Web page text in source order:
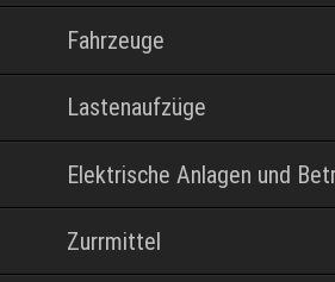
Fahrzeuge
Lastenaufzüge
Elektrische Anlagen und
Zurrmittel